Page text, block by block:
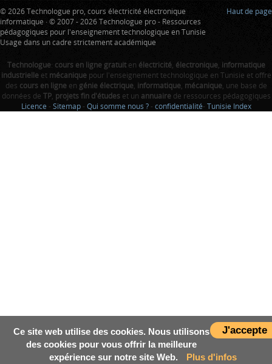
Haut de page
© 2026 Technologue pro, cours électricité électronique
informatique · © 2007 - 2026 Technologue pro - Ressources
pédagogiques pour l'enseignement technologique en Tunisie
Usage dans un cadre strictement académique
Technologue: cours en ligne gratuiten électricité, électronique, informatique
industrielleet mécaniquepour l'enseignement technologique en Tunisie et offre
des cours en ligneen génie électrique, informatique, mécanique, une base de
données de TP, projets fin d'étudeset un annuairede ressources pédagogiques
Licence - Sitemap - Qui somme nous ? - confidentialité- Tunisie Index
J'accepte
Ce site web utilise des cookies. Nous utilisons
des cookies pour vous offrir la meilleure
expérience sur notre site Web.
Plus d'infos